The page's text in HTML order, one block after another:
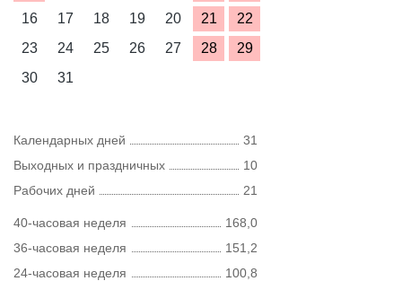
16
17 18 19 20 21
22
23
24 25 26 27 28
29
30
31
Календарных дней
31
Выходных и праздничных
10
Рабочих дней
21
40-часовая неделя
168,0
36-часовая неделя
151,2
24-часовая неделя
100,8